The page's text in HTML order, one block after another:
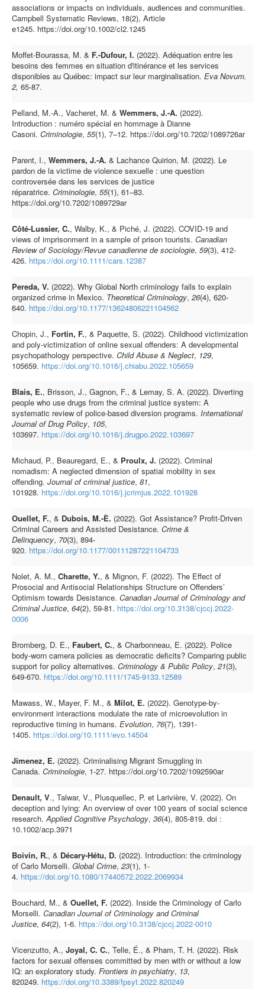
associations or impacts on individuals, audiences and communities.
Campbell Systematic Reviews, 18(2), Article
e1245. https://doi.org/10.1002/cl2.1245
Moffet-Bourassa, M. & F.-Dufour, I. (2022). Adéquation entre les
besoins des femmes en situation d'itinérance et les services
disponibles au Québec: impact sur leur marginalisation. Eva Novum.
2, 65-87.
Pelland, M.-A., Vacheret, M. & Wemmers, J.-A. (2022).
Introduction : numéro spécial en hommage à Dianne
Casoni. Criminologie, 55(1), 7–12. https://doi.org/10.7202/1089726ar
Parent, I., Wemmers, J.-A. & Lachance Quirion, M. (2022). Le
pardon de la victime de violence sexuelle : une question
controversée dans les services de justice
réparatrice. Criminologie, 55(1), 61–83.
https://doi.org/10.7202/1089729ar
Côté‐Lussier, C., Walby, K., & Piché, J. (2022). COVID‐19 and
views of imprisonment in a sample of prison tourists. Canadian
Review of Sociology/Revue canadienne de sociologie, 59(3), 412-
426. https://doi.org/10.1111/cars.12387
Pereda, V. (2022). Why Global North criminology fails to explain
organized crime in Mexico. Theoretical Criminology, 26(4), 620-
640. https://doi.org/10.1177/13624806221104562
Chopin, J., Fortin, F., & Paquette, S. (2022). Childhood victimization
and poly-victimization of online sexual offenders: A developmental
psychopathology perspective. Child Abuse & Neglect, 129,
105659. https://doi.org/10.1016/j.chiabu.2022.105659
Blais, E., Brisson, J., Gagnon, F., & Lemay, S. A. (2022). Diverting
people who use drugs from the criminal justice system: A
systematic review of police-based diversion programs. International
Journal of Drug Policy, 105,
103697. https://doi.org/10.1016/j.drugpo.2022.103697
Michaud, P., Beauregard, E., & Proulx, J. (2022). Criminal
nomadism: A neglected dimension of spatial mobility in sex
offending. Journal of criminal justice, 81,
101928. https://doi.org/10.1016/j.jcrimjus.2022.101928
Ouellet, F., & Dubois, M.-È. (2022). Got Assistance? Profit-Driven
Criminal Careers and Assisted Desistance. Crime &
Delinquency, 70(3), 894-
920. https://doi.org/10.1177/00111287221104733
Nolet, A. M., Charette, Y., & Mignon, F. (2022). The Effect of
Prosocial and Antisocial Relationships Structure on Offenders’
Optimism towards Desistance. Canadian Journal of Criminology and
Criminal Justice, 64(2), 59-81. https://doi.org/10.3138/cjccj.2022-
0006
Bromberg, D. E., Faubert, C., & Charbonneau, E. (2022). Police
body‐worn camera policies as democratic deficits? Comparing public
support for policy alternatives. Criminology & Public Policy, 21(3),
649-670. https://doi.org/10.1111/1745-9133.12589
Mawass, W., Mayer, F. M., & Milot, E. (2022). Genotype‐by‐
environment interactions modulate the rate of microevolution in
reproductive timing in humans. Evolution, 76(7), 1391-
1405. https://doi.org/10.1111/evo.14504
Jimenez, E. (2022). Criminalising Migrant Smuggling in
Canada. Criminologie, 1-27. https://doi.org/10.7202/1092590ar
Denault, V., Talwar, V., Plusquellec, P. et Larivière, V. (2022). On
deception and lying: An overview of over 100 years of social science
research.Applied Cognitive Psychology, 36(4), 805-819. doi :
10.1002/acp.3971
Boivin, R., & Décary-Hétu, D. (2022). Introduction: the criminology
of Carlo Morselli. Global Crime, 23(1), 1-
4. https://doi.org/10.1080/17440572.2022.2069934
Bouchard, M., & Ouellet, F. (2022). Inside the Criminology of Carlo
Morselli. Canadian Journal of Criminology and Criminal
Justice, 64(2), 1-6. https://doi.org/10.3138/cjccj.2022-0010
Vicenzutto, A., Joyal, C. C., Telle, É., & Pham, T. H. (2022). Risk
factors for sexual offenses committed by men with or without a low
IQ: an exploratory study. Frontiers in psychiatry, 13,
820249. https://doi.org/10.3389/fpsyt.2022.820249